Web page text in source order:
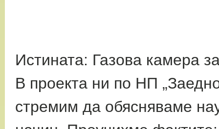
Истината: Газова камера
В проекта ни по НП
стремим да обясняваме